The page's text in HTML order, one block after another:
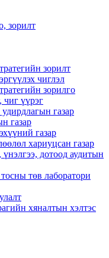
зорилт
зорилт
чиглэл
зорилго
чиг үүрэг
газар
газар
газар
хариуцсан газар
дотоод аудитын
төв лаборатори
хяналтын хэлтэс